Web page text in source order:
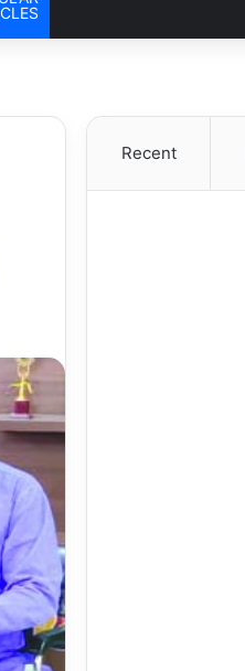
Recent